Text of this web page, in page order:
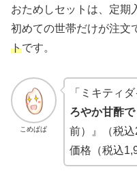
おためしセットは、定期
初めての世帯だけが注文
トです。
こめぱぱ
「ミキティ
ろやか甘酢
前）』（税
価格（税込